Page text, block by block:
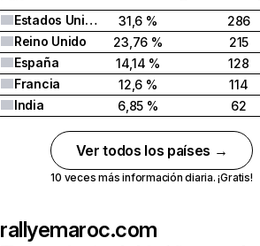
Estados Unidos
31,6 %
286
Reino Unido
23,76 %
215
España
14,14 %
128
Francia
12,6 %
114
India
6,85 % 62
Ver todos los países →
10 veces más información diaria. ¡Gratis!
rallyemaroc.com